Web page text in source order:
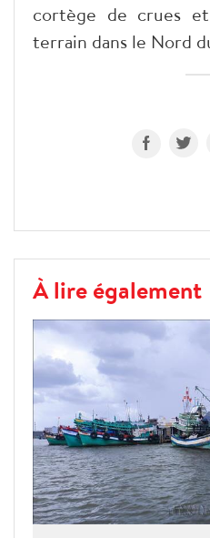
cortège de crues
terrain dans le Nord
À lire également